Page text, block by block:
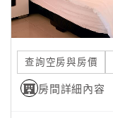
單
管
會
查詢空房與房價
房間詳細內容